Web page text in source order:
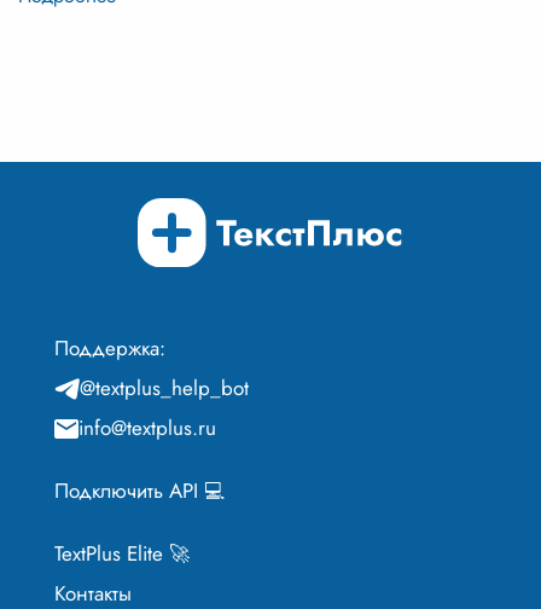
Поддержка:
@textplus_help_bot
info@textplus.ru
Подключить API 💻
TextPlus Elite 🚀
Контакты